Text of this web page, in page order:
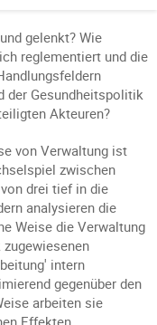
gelenkt? Wie
reglementiert und die
der Gesundheitspolitik
Akteuren?
von Verwaltung ist
zwischen
drei tief in die
analysieren die
Weise die Verwaltung
intern
gegenüber den
arbeiten sie
Effekten